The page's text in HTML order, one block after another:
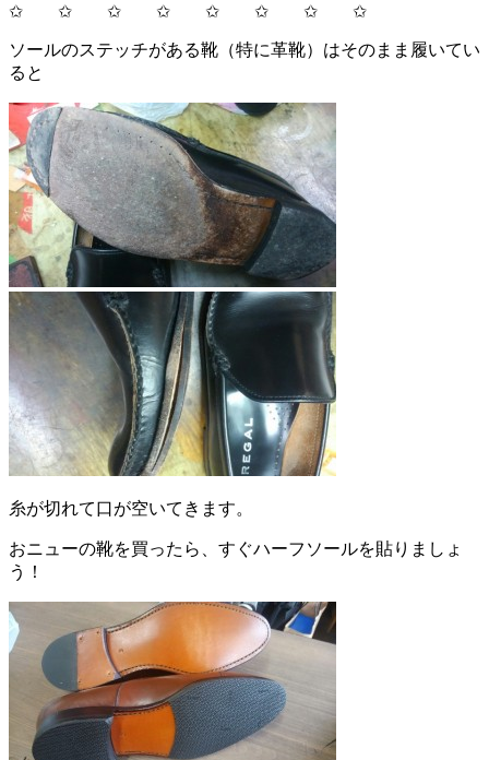
✩ ✩ ✩ ✩ ✩ ✩ ✩ ✩
ソールのステッチがある靴（特に革靴）はそのまま履いてい
ると
糸が切れて口が空いてきます。
おニューの靴を買ったら、すぐハーフソールを貼りましょ
う！